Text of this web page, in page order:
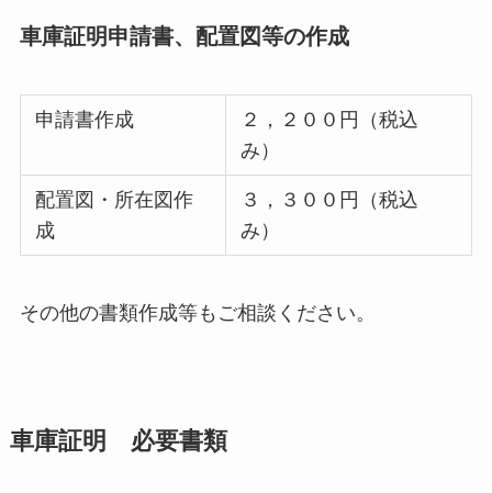
車庫証明申請書、配置図等の作成
申請書作成
２，２００円（税込
み）
配置図・所在図作
成
３，３００円（税込
み）
その他の書類作成等もご相談ください。
車庫証明 必要書類